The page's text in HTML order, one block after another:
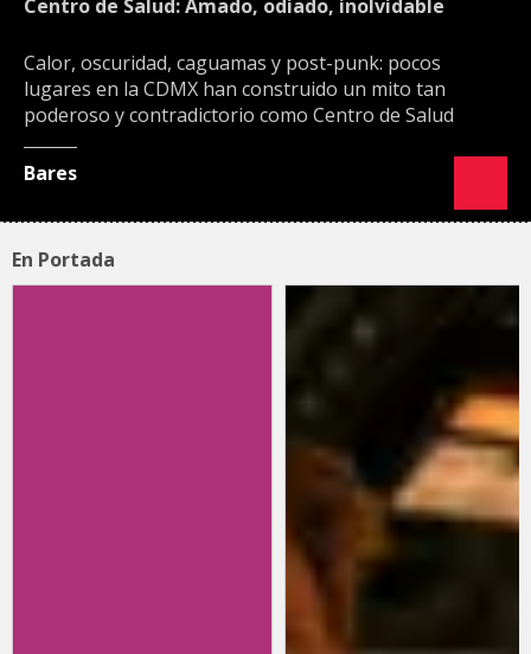
Centro de Salud: Amado, odiado, inolvidable
Calor, oscuridad, caguamas y post-punk: pocos
lugares en la CDMX han construido un mito tan
poderoso y contradictorio como Centro de Salud
Bares
En Portada